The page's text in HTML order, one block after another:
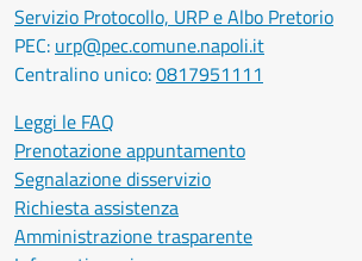
Servizio Protocollo, URP e Albo Pretorio
PEC: urp@pec.comune.napoli.it
Centralino unico:0817951111
Leggi le FAQ
Prenotazione appuntamento
Segnalazione disservizio
Richiesta assistenza
Amministrazione trasparente